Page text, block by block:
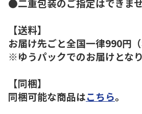
【送料】
お届け先ごと全国一律990円（
※ゆうパックでのお届けとなり
【同梱】
同梱可能な商品はこちら。